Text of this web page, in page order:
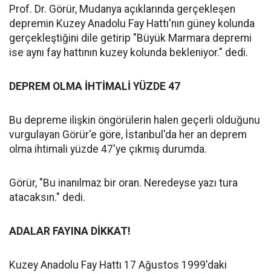
Prof. Dr. Görür, Mudanya açıklarında gerçekleşen
depremin Kuzey Anadolu Fay Hattı'nın güney kolunda
gerçekleştiğini dile getirip "Büyük Marmara depremi
ise aynı fay hattının kuzey kolunda bekleniyor." dedi.
DEPREM OLMA İHTİMALİ YÜZDE 47
Bu depreme ilişkin öngörülerin halen geçerli olduğunu
vurgulayan Görür'e göre, İstanbul'da her an deprem
olma ihtimali yüzde 47'ye çıkmış durumda.
Görür, "Bu inanılmaz bir oran. Neredeyse yazı tura
atacaksın." dedi.
ADALAR FAYINA DİKKAT!
Kuzey Anadolu Fay Hattı 17 Ağustos 1999'daki